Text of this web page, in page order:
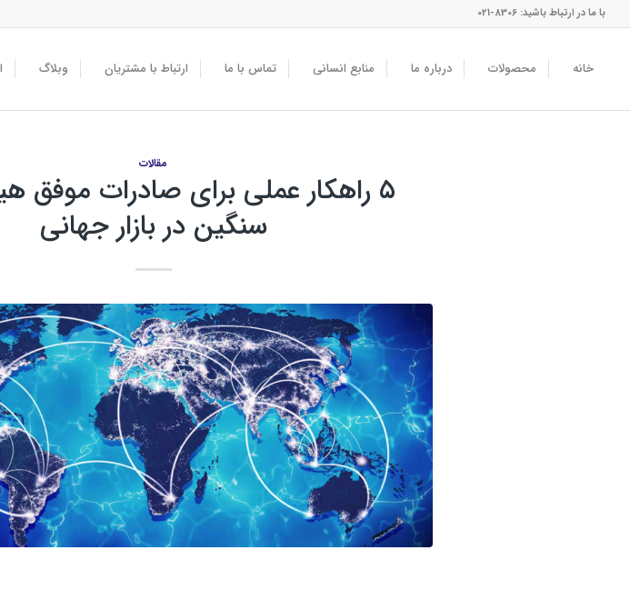
با ما در ارتباط باشید: 8306-021
خانه محصولات درباره ما منابع انسانی تماس با ما ارتباط با مشتریان وبلاگ
مقالات
۵ راهکار عملی برای صادرات موفق
سنگین در بازار جهانی